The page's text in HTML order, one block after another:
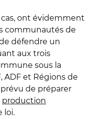
ont évidemment
communautés de
défendre un
aux trois
sous la
ADF et Régions de
de préparer
production
loi.